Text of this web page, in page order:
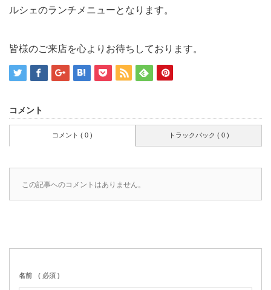
ルシェのランチメニューとなります。
皆様のご来店を心よりお待ちしております。
コメント
コメント ( 0 ) トラックバック ( 0 )
この記事へのコメントはありません。
名前 ( 必須 )